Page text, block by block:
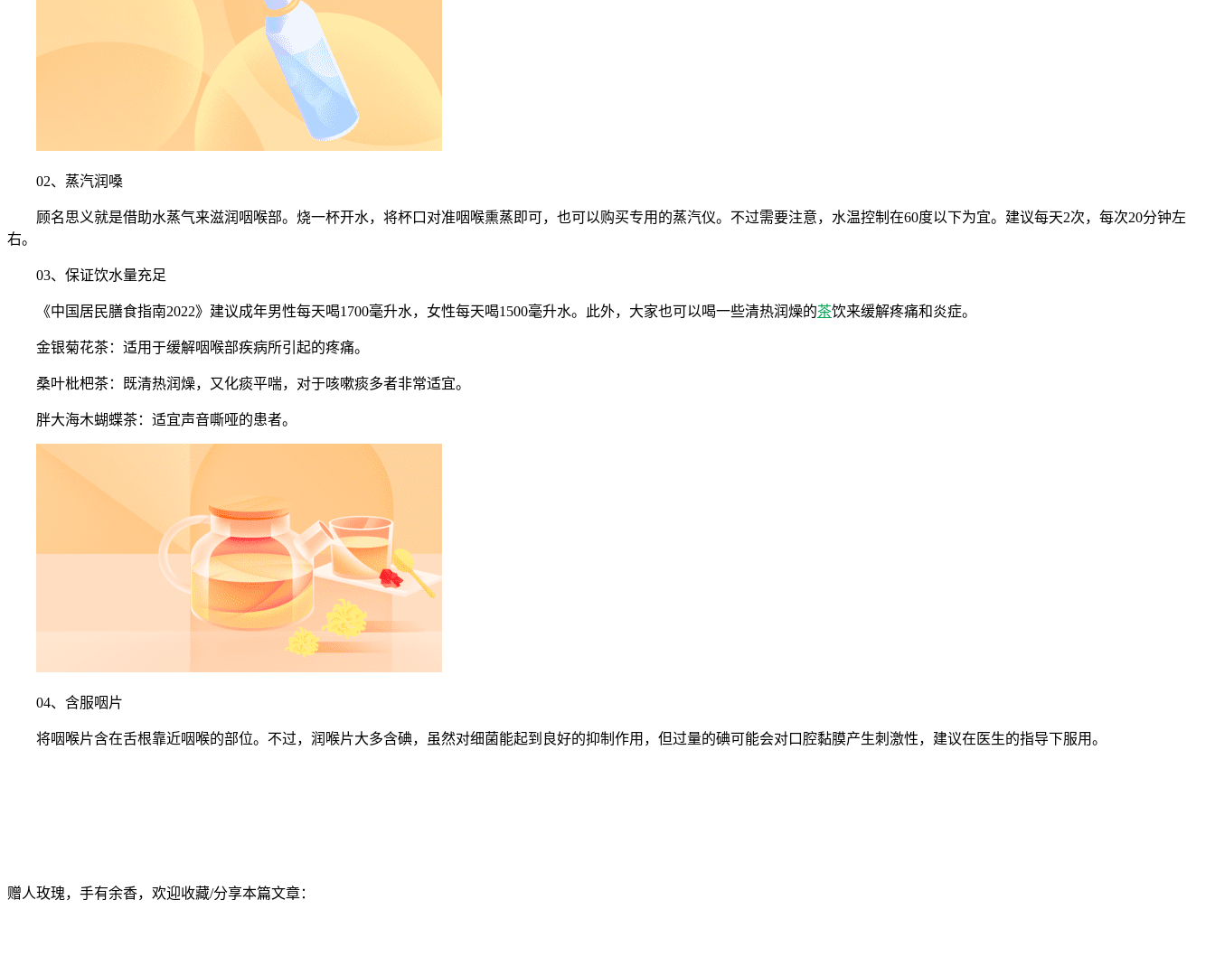
02、蒸汽润嗓
顾名思义就是借助水蒸气来滋润咽喉部。烧一杯开水，将杯口对准咽喉熏蒸即可，也可以购买专用的蒸汽仪。不过需要注意，水温控制在60度以下为宜。建议每天2次，每次20分钟左
右。
03、保证饮水量充足
《中国居民膳食指南2022》建议成年男性每天喝1700毫升水，女性每天喝1500毫升水。此外，大家也可以喝一些清热润燥的茶饮来缓解疼痛和炎症。
金银菊花茶：适用于缓解咽喉部疾病所引起的疼痛。
桑叶枇杷茶：既清热润燥，又化痰平喘，对于咳嗽痰多者非常适宜。
胖大海木蝴蝶茶：适宜声音嘶哑的患者。
04、含服咽片
将咽喉片含在舌根靠近咽喉的部位。不过，润喉片大多含碘，虽然对细菌能起到良好的抑制作用，但过量的碘可能会对口腔黏膜产生刺激性，建议在医生的指导下服用。
赠人玫瑰，手有余香，欢迎收藏/分享本篇文章：